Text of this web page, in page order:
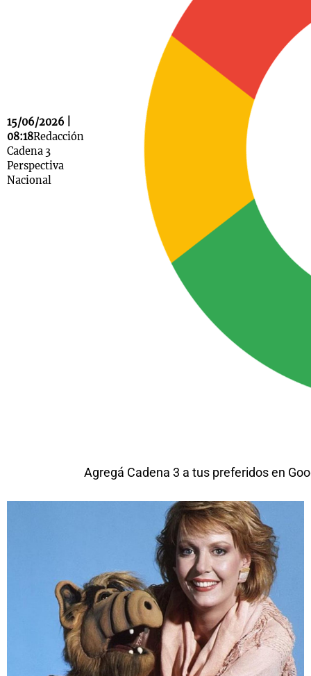
15/06/2026 |
08:18Redacción
Cadena 3
Perspectiva
Nacional
Agregá Cadena 3 a tus preferidos en